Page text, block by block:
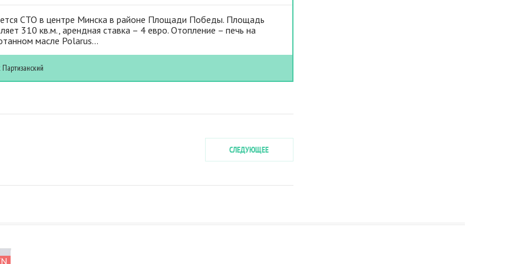
СТО в центре Минска в районе Площади Победы. Площадь
310 кв.м., арендная ставка – 4 евро. Отопление – печь на
масле Polarus...
Партизанский
СЛЕДУЮЩЕЕ